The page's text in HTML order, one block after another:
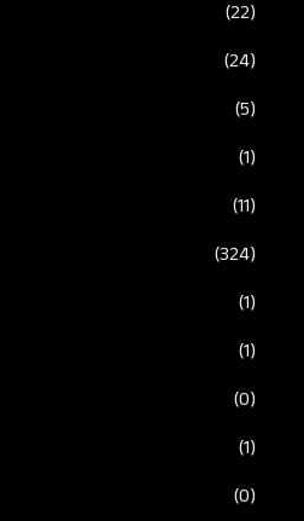
(22)
(24)
(5)
(1)
(11)
(324)
(1)
(1)
(0)
(1)
(0)